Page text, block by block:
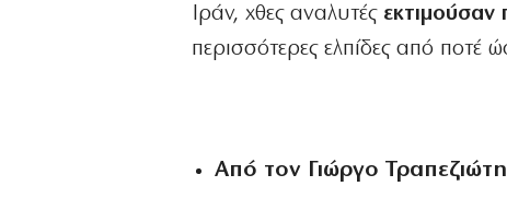
Ιράν, χθες αναλυτές
περισσότερες ελπίδες από ποτέ
Από τον Γιώργο Τραπεζιώτη